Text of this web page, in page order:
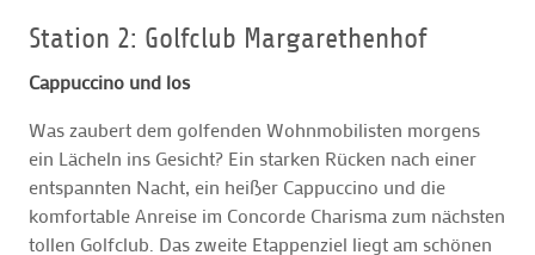
Station 2: Golfclub Margarethenhof
Cappuccino und los
Was zaubert dem golfenden Wohnmobilisten morgens
ein Lächeln ins Gesicht? Ein starken Rücken nach einer
entspannten Nacht, ein heißer Cappuccino und die
komfortable Anreise im Concorde Charisma zum nächsten
tollen Golfclub. Das zweite Etappenziel liegt am schönen